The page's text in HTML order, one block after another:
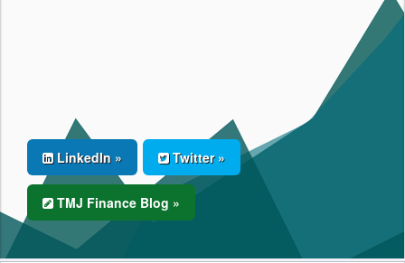
LinkedIn » Twitter »
TMJ Finance Blog »